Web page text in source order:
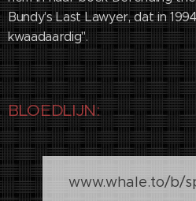
Bundy's Last Lawyer, dat in
kwaadaardig".
DE
BLOEDLIJN:
www.whale.to/b/